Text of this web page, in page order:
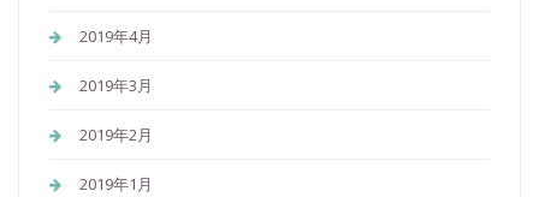
2019年4月
2019年3月
2019年2月
2019年1月